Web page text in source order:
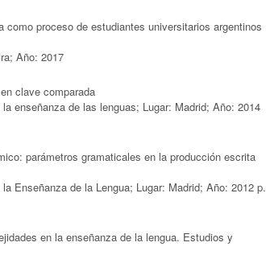
como proceso de estudiantes universitarios argentinos
Año: 2017
clave comparada
enseñanza de las lenguas; Lugar: Madrid; Año: 2014
parámetros gramaticales en la producción escrita
Enseñanza de la Lengua; Lugar: Madrid; Año: 2012 p.
en la enseñanza de la lengua. Estudios y